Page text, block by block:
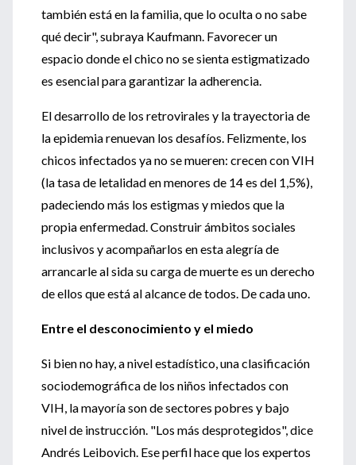
también está en la familia, que lo oculta o no sabe
qué decir", subraya Kaufmann. Favorecer un
espacio donde el chico no se sienta estigmatizado
es esencial para garantizar la adherencia.
El desarrollo de los retrovirales y la trayectoria de
la epidemia renuevan los desafíos. Felizmente, los
chicos infectados ya no se mueren: crecen con VIH
(la tasa de letalidad en menores de 14 es del 1,5%),
padeciendo más los estigmas y miedos que la
propia enfermedad. Construir ámbitos sociales
inclusivos y acompañarlos en esta alegría de
arrancarle al sida su carga de muerte es un derecho
de ellos que está al alcance de todos. De cada uno.
Entre el desconocimiento y el miedo
Si bien no hay, a nivel estadístico, una clasificación
sociodemográfica de los niños infectados con
VIH, la mayoría son de sectores pobres y bajo
nivel de instrucción. "Los más desprotegidos", dice
Andrés Leibovich. Ese perfil hace que los expertos